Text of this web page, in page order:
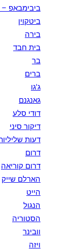
ביבימבאפ – Bibimbap – מופע
ביטקוין
בירה
בית חבד
בר
ברים
ג'גו
גאנגנם
דודי סלע
דיקור סיני
דעות
דרום
דרום קוריאה
הארלם שייק
הייט
הנגול
הסטוריה
וובינר
ויזה